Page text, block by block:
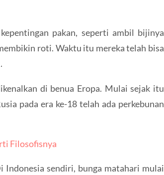
pakan, seperti ambil bijinya
roti. Waktu itu mereka telah bisa
di benua Eropa. Mulai sejak itu
pada era ke-18 telah ada perkebunan
Filosofisnya
Indonesia sendiri, bunga matahari mulai